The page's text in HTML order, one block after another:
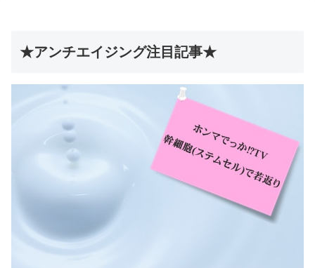
★アンチエイジング注目記事★